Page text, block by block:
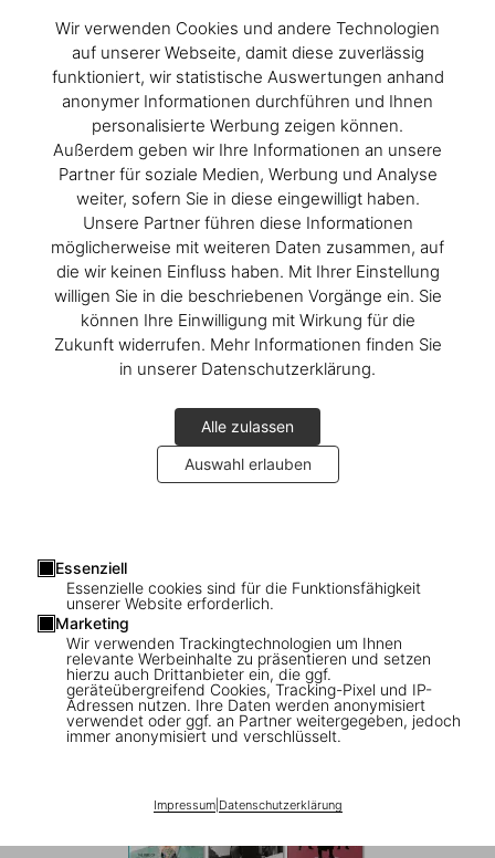
Wir verwenden Cookies und andere Technologien
auf unserer Webseite, damit diese zuverlässig
funktioniert, wir statistische Auswertungen anhand
anonymer Informationen durchführen und Ihnen
personalisierte Werbung zeigen können.
Außerdem geben wir Ihre Informationen an unsere
Partner für soziale Medien, Werbung und Analyse
weiter, sofern Sie in diese eingewilligt haben.
Unsere Partner führen diese Informationen
möglicherweise mit weiteren Daten zusammen, auf
die wir keinen Einfluss haben. Mit Ihrer Einstellung
willigen Sie in die beschriebenen Vorgänge ein. Sie
können Ihre Einwilligung mit Wirkung für die
Zukunft widerrufen. Mehr Informationen finden Sie
in unserer Datenschutzerklärung.
Alle zulassen
Auswahl erlauben
Essenziell
Essenzielle cookies sind für die Funktionsfähigkeit
unserer Website erforderlich.
Marketing
Wir verwenden Trackingtechnologien um Ihnen
relevante Werbeinhalte zu präsentieren und setzen
hierzu auch Drittanbieter ein, die ggf.
geräteübergreifend Cookies, Tracking-Pixel und IP-
Adressen nutzen. Ihre Daten werden anonymisiert
verwendet oder ggf. an Partner weitergegeben, jedoch
immer anonymisiert und verschlüsselt.
Impressum| Datenschutzerklärung
1 /18 | ▶ Video
Bruce W. Talamon. Soul. R&B. Funk.
Photographs 1972–1982
US$ 20